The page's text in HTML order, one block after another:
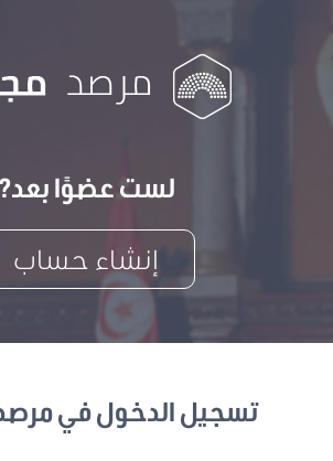
لست عضوًا بعد?
إنشاء حساب
تسجيل الدخول في مرصد